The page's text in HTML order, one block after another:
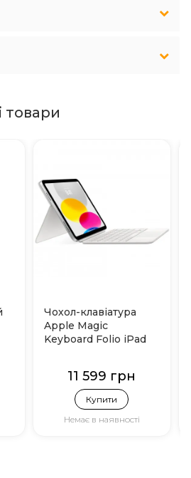
товари
Чохол-клавіатура
Apple Magic
Keyboard Folio iPad
11 599 грн
Купити
Немає в наявності